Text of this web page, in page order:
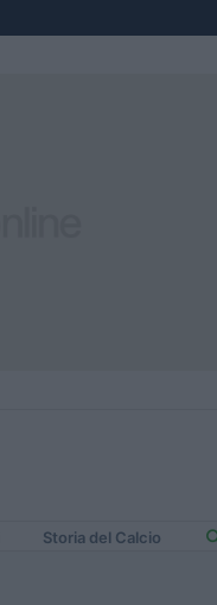
Storia del Calcio